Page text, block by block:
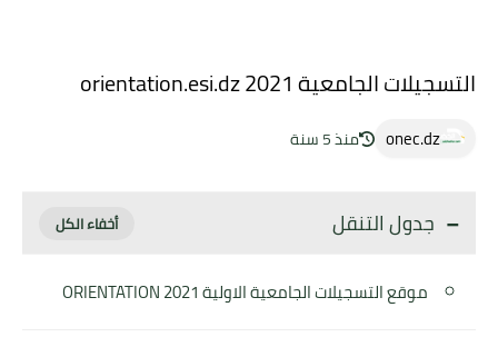
التسجيلات الجامعية 2021 orientation.esi.dz
onec.dz منذ 5 سنة
جدول التنقل
موقع التسجيلات الجامعية الاولية 2021 ORIENTATION